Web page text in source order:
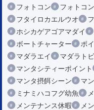
フォトコン
フォトコ
フタイロカエルウオ
ホシカゲアゴアマダイ
ボートチャーター
ポ
マダラエイ
マダラト
マンタシティーポイント
マンタ摂餌シーン
マ
ミナミハコフグ幼魚
メンテナンス休暇
メ